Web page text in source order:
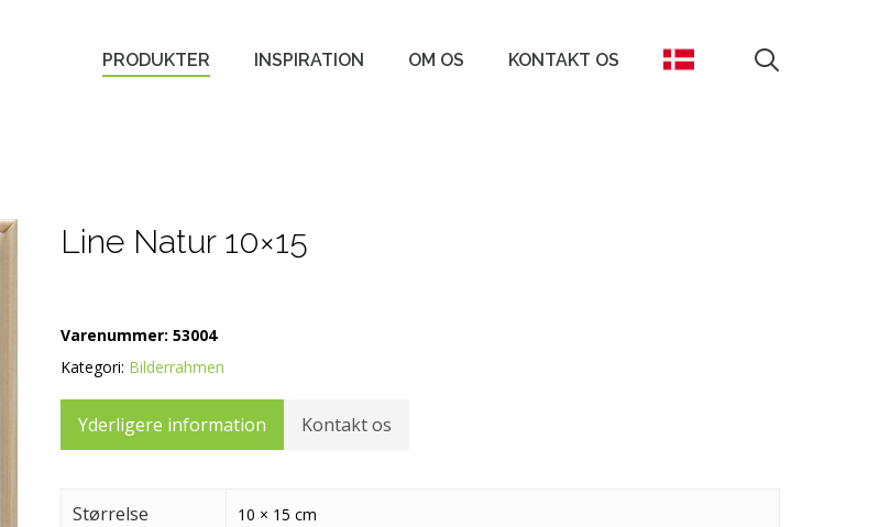
PRODUKTER INSPIRATION OM OS KONTAKT OS
Line Natur 10×15
Varenummer: 53004
Kategori: Bilderrahmen
Yderligere information Kontakt os
Størrelse 10 × 15 cm